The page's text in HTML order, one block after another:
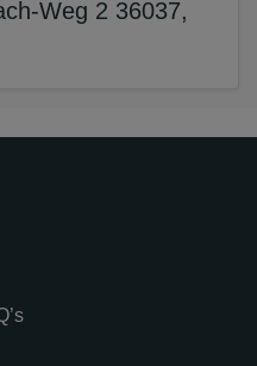
Weg 2 36037,